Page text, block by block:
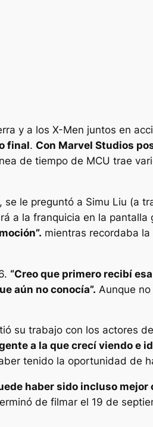
y a los X-Men juntos en
final. Con Marvel Studios
de tiempo de MCU trae
le preguntó a Simu Liu (a
a la franquicia en la pantalla
mientras recordaba
“Creo que primero recibí
aún no conocía”. Aunque
su trabajo con los actores
a la que crecí viendo e
tenido la oportunidad de
haber sido incluso
de filmar el 19 de